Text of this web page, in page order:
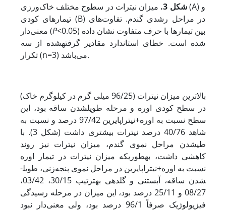
شکل 3.
میزان نیترات در سطوح مختلف خاک‌ورزی (A) و
تیمارهای کودی (B) در مراحل رشدی گندم. تفاوت‌های
معنی‌دار (P<0.05) بین تیمارها با حرف متفاوت نشان داده
شده است. خطای استاندارد مقادیر گرفته­شده از سه
تکرار (n=3) می‌باشد.
بالاترین میزان نیترات (96/25 میلی گرم در کیلوگرم خاک)
در سطح کودی اوره و مرحله طویل­شدن ساقه بود، این
سطح نسبت به اوره+نیتراپایرین 97/42 درصد و نسبت به
شاهد 40/76 درصد نیترات بیشتری داشت (شکل 3). با
طی­شدن مراحل نموی گندم، میزان نیترات نیز روند
کاهشی داشت، به­طوری­که میزان نیترات در تیمار اوره
نسبت به اوره+نیتراپایرین در مراحل نموی پنجه‌زنی، طویل­
شدن ساقه، آبستنی و گلدهی به­ترتیب 30/15، 03/42،
08/27 و 25/11 درصد بود، این میزان در مرحله رسیدگی
فیزیولوژیک صرفاً 96/1 درصد بود، ولی معنی‌دار نبود